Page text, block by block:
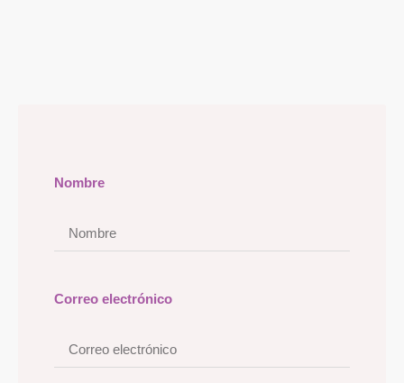
Nombre
Correo electrónico